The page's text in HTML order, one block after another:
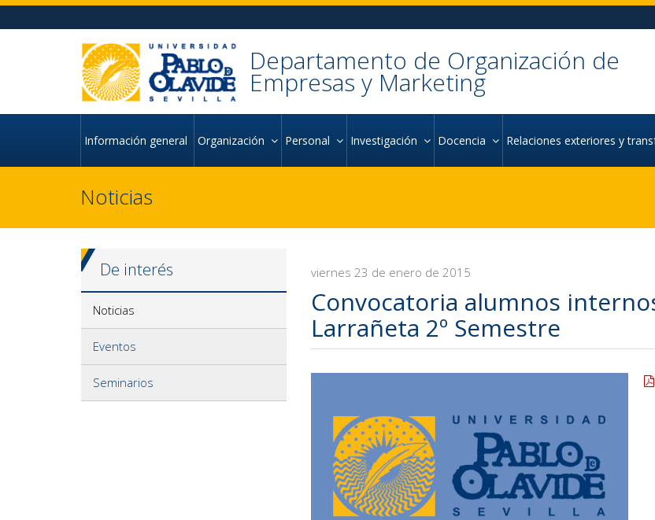
Ir al contenido principal de la página (alt + s)
Ir al pie de la página (alt + p)
Ir al menú principal (alt + u)
Departamento de Organización de
Empresas y Marketing
Información general Organización Personal Investigación Docencia Relaciones exteriores y
Noticias
De interés
Noticias
Eventos
Seminarios
viernes 23 de enero de 2015
Convocatoria alumnos
Larrañeta 2º Semestre